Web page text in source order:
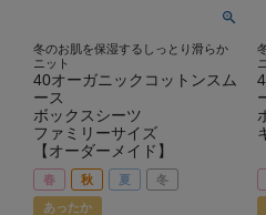
冬のお肌を保湿するしっとり滑らか
ニット
40オーガニックコットンスム
ース
ボックスシーツ
ファミリーサイズ
【オーダーメイド】
春 秋 夏 冬
あったか